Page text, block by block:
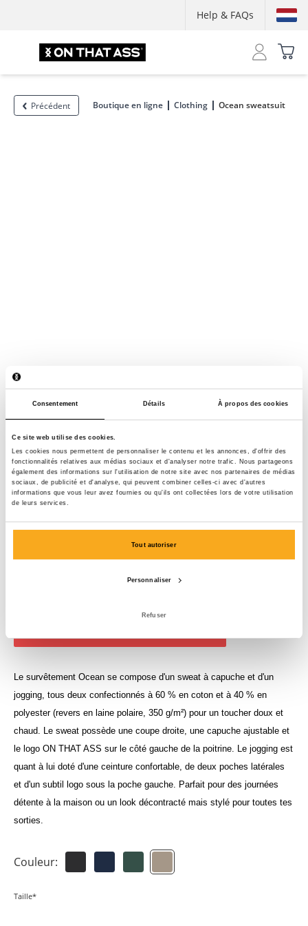
Consentement Détails À propos des cookies
Ce site web utilise des cookies.
Les cookies nous permettent de personnaliser le contenu et les annonces, d'offrir des
fonctionnalités relatives aux médias sociaux et d'analyser notre trafic. Nous partageons
également des informations sur l'utilisation de notre site avec nos partenaires de médias
sociaux, de publicité et d'analyse, qui peuvent combiner celles-ci avec d'autres
informations que vous leur avez fournies ou qu'ils ont collectées lors de votre utilisation
de leurs services.
Tout autoriser
Personnaliser
Refuser
Help & FAQs
Précédent Boutique en ligne Clothing Ocean sweatsuit
Le survêtement Ocean se compose d'un sweat à capuche et d'un
jogging, tous deux confectionnés à 60 % en coton et à 40 % en
polyester (revers en laine polaire, 350 g/m²) pour un toucher doux et
chaud. Le sweat possède une coupe droite, une capuche ajustable et
le logo ON THAT ASS sur le côté gauche de la poitrine. Le jogging est
quant à lui doté d'une ceinture confortable, de deux poches latérales
et d'un subtil logo sous la poche gauche. Parfait pour des journées
détente à la maison ou un look décontracté mais stylé pour toutes tes
sorties.
Couleur:
Taille*